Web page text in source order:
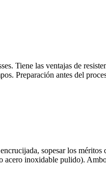
. Tiene las ventajas de
Preparación antes del
sopesar los méritos
acero inoxidable pulido).